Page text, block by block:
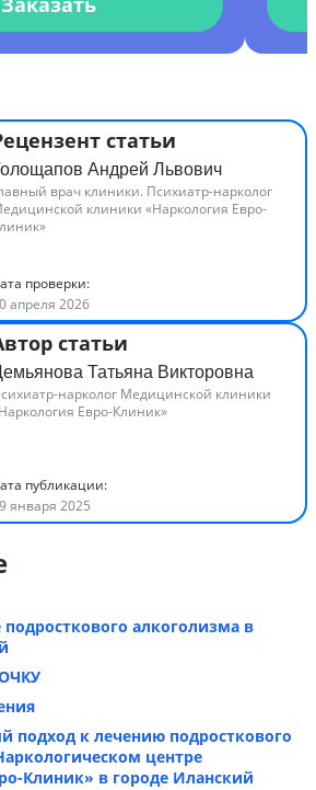
статьи
Андрей Львович
врач клиники. Психиатр-нарколог
клиники «Наркология Евро-
проверки:
апреля 2026
статьи
Татьяна Викторовна
нарколог Медицинской клиники
Евро-Клиник»
публикации:
января 2025
подросткового алкоголизма в
подход к лечению подросткового
центре
Клиник» в городе Иланский